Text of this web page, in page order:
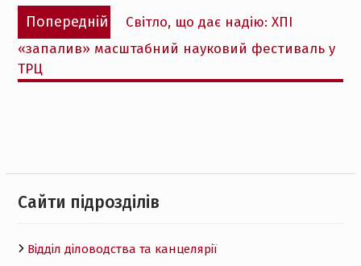
записів
Попередній
Попередній
запис:
Світло, що дає надію: ХПІ
«запалив» масштабний науковий фестиваль у
ТРЦ
Cайти підрозділів
Відділ діловодства та канцелярії